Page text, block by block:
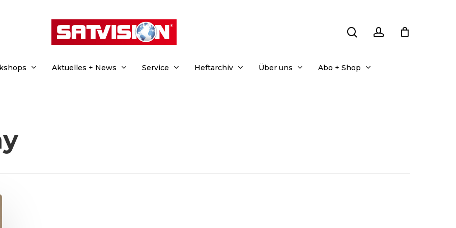
Aktuelles + News Service Heftarchiv Über uns Abo + Shop